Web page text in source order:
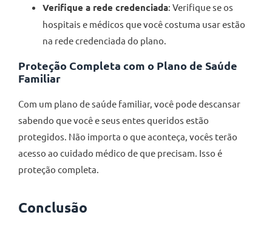
Verifique a rede credenciada: Verifique se os
hospitais e médicos que você costuma usar estão
na rede credenciada do plano.
Proteção Completa com o Plano de Saúde
Familiar
Com um plano de saúde familiar, você pode descansar
sabendo que você e seus entes queridos estão
protegidos. Não importa o que aconteça, vocês terão
acesso ao cuidado médico de que precisam. Isso é
proteção completa.
Conclusão